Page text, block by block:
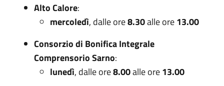
Alto Calore:
mercoledì, dalle ore8.30alle ore13.00
Consorzio di Bonifica Integrale
Comprensorio Sarno:
lunedì, dalle ore8.00alle ore13.00